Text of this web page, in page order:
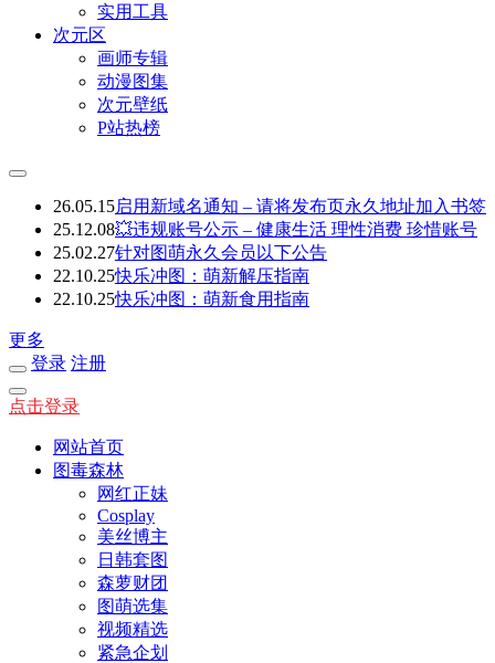
实用工具
次元区
画师专辑
动漫图集
次元壁纸
P站热榜
26.05.15启用新域名通知 – 请将发布页永久地址加入书签
25.12.08💥违规账号公示 – 健康生活 理性消费 珍惜账号
25.02.27针对图萌永久会员以下公告
22.10.25快乐冲图：萌新解压指南
22.10.25快乐冲图：萌新食用指南
更多
登录 注册
点击登录
网站首页
图毒森林
网红正妹
Cosplay
美丝博主
日韩套图
森萝财团
图萌选集
视频精选
紧急企划